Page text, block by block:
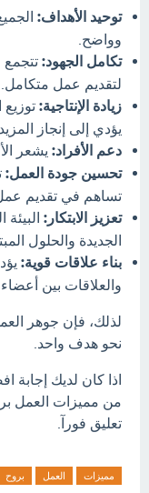
توحيد الأهداف:
وواضح.
تكامل الجهود: تتجمع
لتقديم عمل متكامل.
زيادة الإنتاجية:
يؤدي إلى إنجاز
دعم الأفراد: يشعر
تحسين جودة العمل:
تساهم في تقديم
تعزيز الابتكار:
الجديدة والحلول
بناء علاقات قوية:
والعلاقات بين أعضاء
لذلك، فإن جوهر
نحو هدف واحد.
اذا كان لديك إجابة
من مميزات العمل
تعليق فورآ.
مميزات العمل بروح